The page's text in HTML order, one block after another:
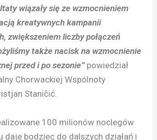
wiązały się ze wzmocnieniem
kreatywnych kampanii
zwiększeniem liczby połączeń
także nacisk na wzmocnienie
przed i po sezonie” powiedział
Chorwackiej Wspólnoty
Staničić.
100 milionów noclegów
daje bodziec do dalszych działań i